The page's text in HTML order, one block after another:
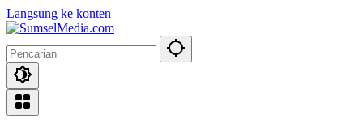
Langsung ke konten